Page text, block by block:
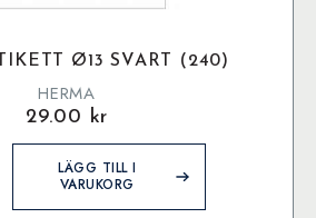
Ø13 SVART (240)
HERMA
29.00 kr
LÄGG TILL I
VARUKORG